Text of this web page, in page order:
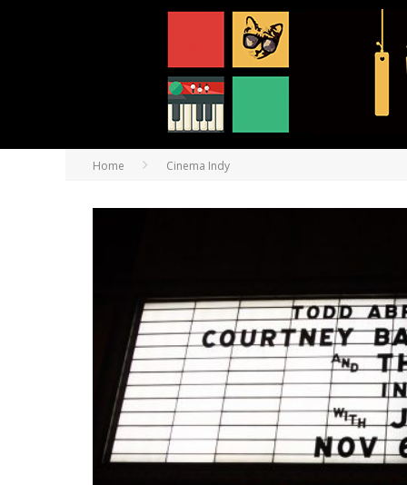
Home Cinema Indy